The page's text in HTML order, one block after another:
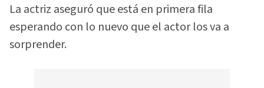
La actriz aseguró que está en primera fila
esperando con lo nuevo que el actor los va a
sorprender.